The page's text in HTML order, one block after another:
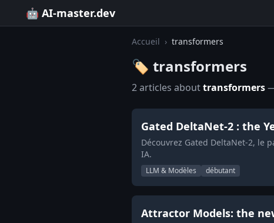
🤖 AI-master.dev
Accueil › transformers
🏷️ transformers
2 articles abouttransformers
Gated DeltaNet-2 : the
Découvrez Gated DeltaNet-2, le
IA.
LLM & Modèles débutant
Attractor Models: the